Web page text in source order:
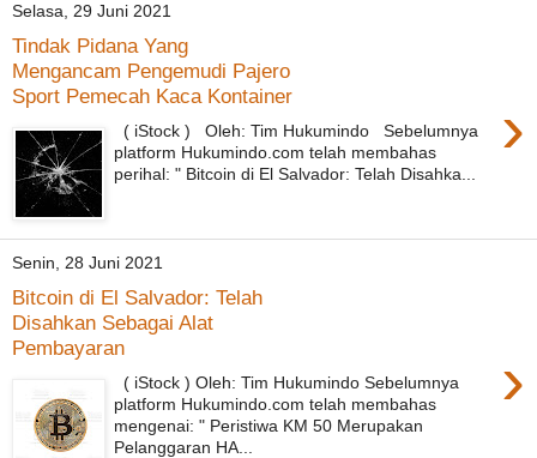
Selasa, 29 Juni 2021
Tindak Pidana Yang
Mengancam Pengemudi Pajero
Sport Pemecah Kaca Kontainer
›
( iStock ) Oleh: Tim Hukumindo Sebelumnya
platform Hukumindo.com telah membahas
perihal: " Bitcoin di El Salvador: Telah Disahka...
Senin, 28 Juni 2021
Bitcoin di El Salvador: Telah
Disahkan Sebagai Alat
Pembayaran
›
( iStock ) Oleh: Tim Hukumindo Sebelumnya
platform Hukumindo.com telah membahas
mengenai: " Peristiwa KM 50 Merupakan
Pelanggaran HA...